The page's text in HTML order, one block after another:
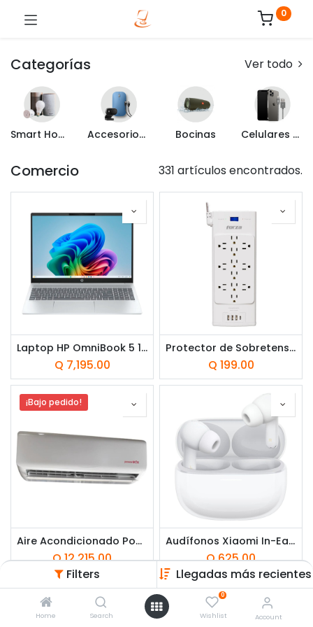
Filters Llegadas más recientes
Home Search
0
Wishlist Account
0
Categorías Ver todo
Smart Home Accesorios de Computo Bocinas Celulares y Mas
Comercio 331 artículos encontrados.
Laptop HP OmniBook 5 16-ag1051la 16" AMD Ryzen AI 5 340 16GB RAM 512GB SSD AMD Radeon 800M W11 Home Plateada Teclado Español
Q 7,195.00
Protector de Sobretensión Forza FSP-1221USBCW 1625W 12 tomas 3 USB-A 1 USB-C 120/240V Blanco
Q 199.00
¡Bajo pedido!
Aire Acondicionado PowerBox 24,000 BTU
Q12,215.00
Audífonos Xiaomi In-Ear Redmi Buds 8 Pro Blanco
Q625.00